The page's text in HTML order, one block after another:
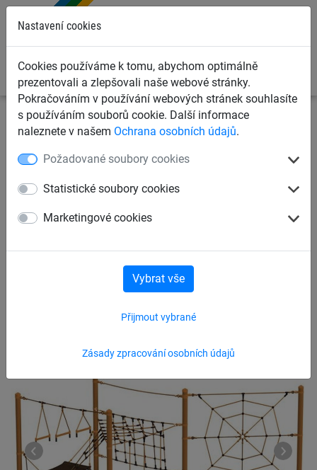
Nastavení cookies
Cookies používáme k tomu, abychom optimálně
prezentovali a zlepšovali naše webové stránky.
Pokračováním v používání webových stránek souhlasíte
s používáním souborů cookie. Další informace
naleznete v našem Ochrana osobních údajů.
Požadované soubory cookies
Statistické soubory cookies
Marketingové cookies
Zásady zpracování osobních údajů
Přijmout vybrané
Vybrat vše
Dětská lanová hřiště Systém Vario
pro sloupy
Prvek Vario 13, pro sloupy
z robinie